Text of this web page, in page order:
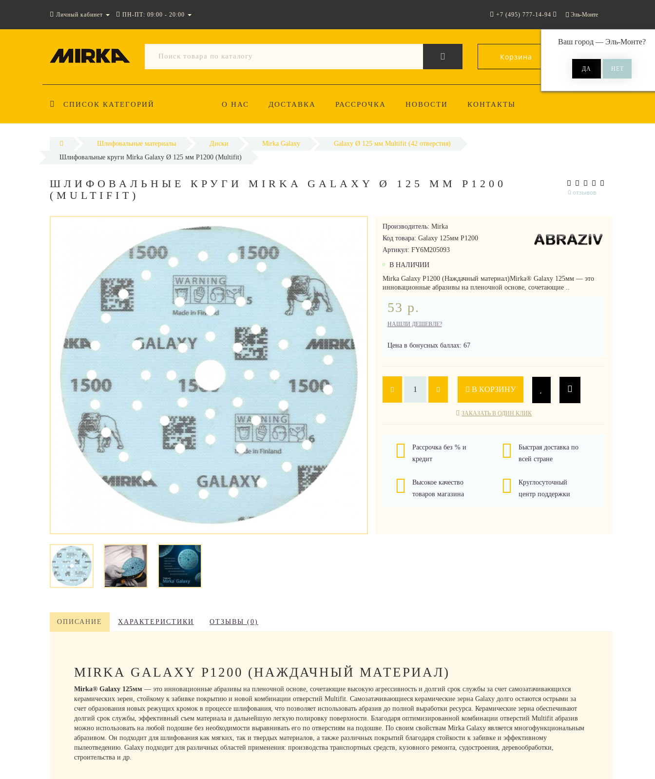
Личный кабинет ПН-ПТ: 09:00 - 20:00 Эль-Монте
Ваш город — Эль-Монте?
+7 (495) 777-14-94
Корзина 0
СПИСОК КАТЕГОРИЙ О НАС ДОСТАВКА РАССРОЧКА НОВОСТИ КОНТАКТЫ
Шлифовальные материалы Диски Mirka Galaxy
Galaxy Ø 125 мм Multifit (42 отверстия)
Шлифовальные круги Mirka Galaxy Ø 125 мм P1200 (Multifit)
ШЛИФОВАЛЬНЫЕ КРУГИ MIRKA GALAXY Ø 125 ММ P1200
(MULTIFIT)
0 отзывов
Производитель: Mirka
Код товара: Galaxy 125мм P1200
Артикул: FY6M205093
В НАЛИЧИИ
Mirka Galaxy P1200 (Наждачный материал)Mirka® Galaxy 125мм — это
инновационные абразивы на пленочной основе, сочетающие ..
53 р.
НАШЛИ ДЕШЕВЛЕ?
Цена в бонусных баллах: 67
В КОРЗИНУ
ЗАКАЗАТЬ В ОДИН КЛИК
Рассрочка без % и
кредит
Быстрая доставка по
всей стране
Высокое качество
товаров магазина
Круглосуточный
центр поддержки
ОПИСАНИЕ ХАРАКТЕРИСТИКИ ОТЗЫВЫ (0)
MIRKA GALAXY P1200 (НАЖДАЧНЫЙ МАТЕРИАЛ)
Mirka® Galaxy 125мм — это инновационные абразивы на пленочной основе, сочетающие высокую агрессивность и долгий срок службы за счет самозатачивающихся
керамических зерен, стойкому к забивке покрытию и новой комбинации отверстий Multifit. Самозатачивающиеся керамические зерна Galaxy долго остаются острыми за
счет образования новых режущих кромок в процессе шлифования, что позволяет использовать абразив до полной выработки ресурса. Керамические зерна обеспечивают
долгий срок службы, эффективный съем материала и дальнейшую легкую полировку поверхности. Благодаря оптимизированной комбинации отверстий Multifit абразив
можно использовать на любой подошве без необходимости выравнивать его по отверстиям на подошве. По своим свойствам Mirka Galaxy является многофункциональным
абразивом. Он подходит для шлифования как мягких, так и твердых материалов, а также различных покрытий благодаря стойкости к забивке и эффективному
пылеотведению. Galaxy подходит для различных областей применения: производства транспортных средств, кузовного ремонта, судостроения, деревообработки,
строительства и др.